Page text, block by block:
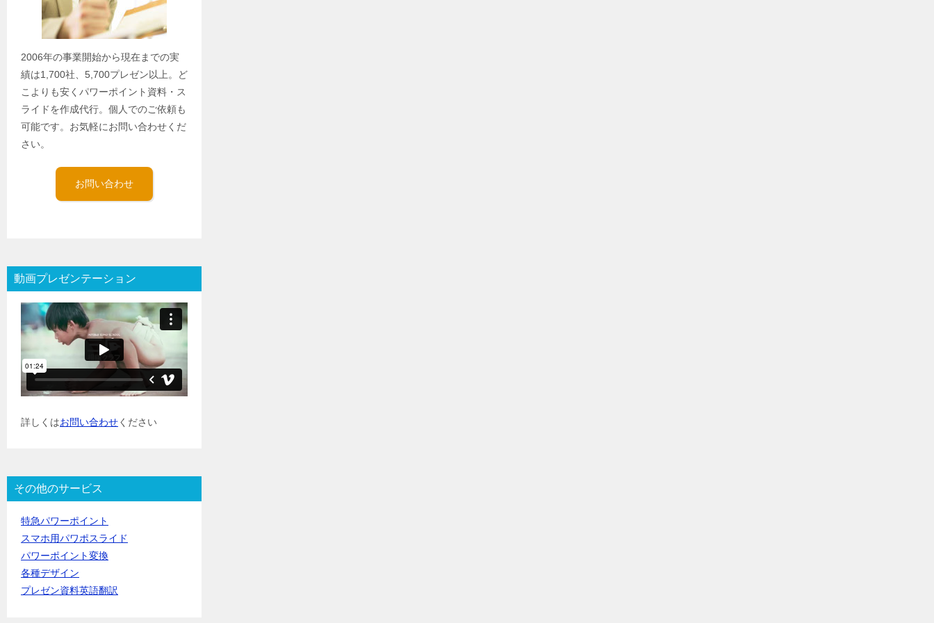
2006年の事業開始から現在までの実
績は1,700社、5,700プレゼン以上。ど
こよりも安くパワーポイント資料・ス
ライドを作成代行。個人でのご依頼も
可能です。お気軽にお問い合わせくだ
さい。
お問い合わせ
動画プレゼンテーション
詳しくはお問い合わせください
その他のサービス
特急パワーポイント
スマホ用パワポスライド
パワーポイント変換
各種デザイン
プレゼン資料英語翻訳